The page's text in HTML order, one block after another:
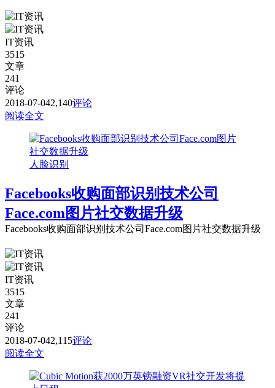
IT资讯
3515
文章
241
评论
2018-07-042,140评论
阅读全文
人脸识别
Facebooks收购面部识别技术公司
Face.com图片社交数据升级
Facebooks收购面部识别技术公司Face.com图片社交数据升级
IT资讯
3515
文章
241
评论
2018-07-042,115评论
阅读全文